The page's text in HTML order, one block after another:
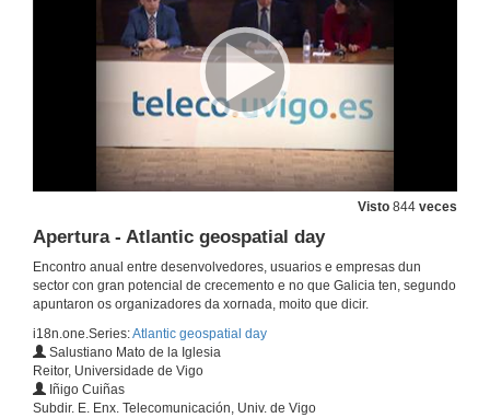
Visto 844 veces
Apertura - Atlantic geospatial day
Encontro anual entre desenvolvedores, usuarios e empresas dun
sector con gran potencial de crecemento e no que Galicia ten, segundo
apuntaron os organizadores da xornada, moito que dicir.
i18n.one.Series:Atlantic geospatial day
Salustiano Mato de la Iglesia
Reitor, Universidade de Vigo
Iñigo Cuiñas
Subdir. E. Enx. Telecomunicación, Univ. de Vigo